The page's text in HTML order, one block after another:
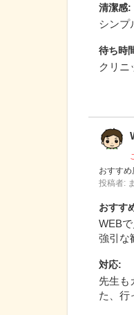
清潔感:
シンプ
待ち時
クリニ
おすすめ
投稿者:
おすす
WEB
強引な
対応:
先生も
た、行